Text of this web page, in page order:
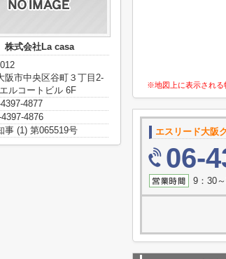
※地図上に表示される
エスリード大阪
06-
9：30
株式会社La casa
阪市中央区谷町３丁目2-
ルコートビル 6F
4877
4876
事 (1) 第065519号